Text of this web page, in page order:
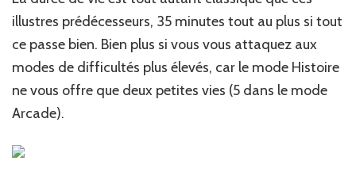
illustres prédécesseurs, 35 minutes tout au plus si tout
ce passe bien. Bien plus si vous vous attaquez aux
modes de difficultés plus élevés, car le mode Histoire
ne vous offre que deux petites vies (5 dans le mode
Arcade).